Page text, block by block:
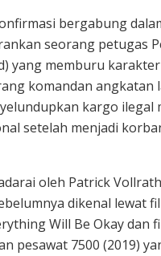
bergabung
seorang petugas
yang memburu karakter
komandan angkatan
kargo ilegal
setelah menjadi
oleh Patrick
dikenal lewat
Will Be Okay dan
pesawat 7500 (2019)